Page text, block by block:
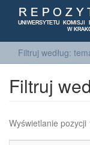
Filtruj według:
Filtruj
Wyświetlanie pozycji